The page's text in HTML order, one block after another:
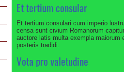
Et tertium consular
Et tertium consulari cum imperio
censa sunt civium Romanorum
auctore latis multa exempla maiorum
posteris tradidi.
Vota pro valetudine